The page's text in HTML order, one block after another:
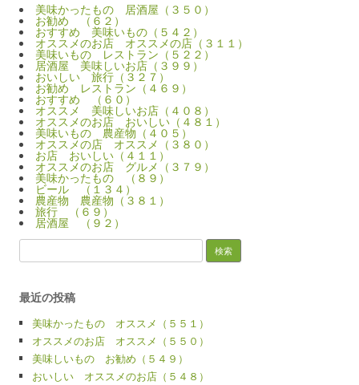
美味かったもの 居酒屋（３５０）
お勧め （６２）
おすすめ 美味いもの（５４２）
オススメのお店 オススメの店（３１１）
美味いもの レストラン（５２２）
居酒屋 美味しいお店（３９９）
おいしい 旅行（３２７）
お勧め レストラン（４６９）
おすすめ （６０）
オススメ 美味しいお店（４０８）
オススメのお店 おいしい（４８１）
美味いもの 農産物（４０５）
オススメの店 オススメ（３８０）
お店 おいしい（４１１）
オススメのお店 グルメ（３７９）
美味かったもの （８９）
ビール （１３４）
農産物 農産物（３８１）
旅行 （６９）
居酒屋 （９２）
索:
最近の投稿
美味かったもの オススメ（５５１）
オススメのお店 オススメ（５５０）
美味しいもの お勧め（５４９）
おいしい オススメのお店（５４８）